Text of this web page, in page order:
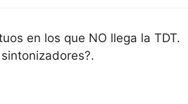
en los que NO llega la TDT.